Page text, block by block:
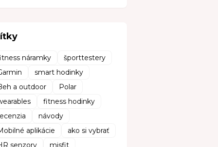
náramky
športtestery
smart hodinky
a outdoor
Polar
fitness hodinky
návody
aplikácie
ako si vybrať
senzory
misfit